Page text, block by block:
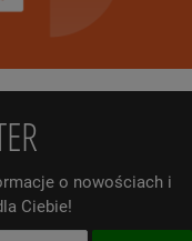
o nowościach i
Ciebie!